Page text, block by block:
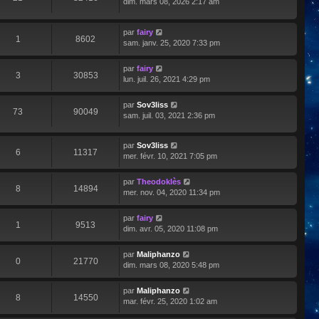
dim. mars 08, 2026 2:17 am
1 8602
par fairy
sam. janv. 25, 2020 7:33 pm
3 30853
par fairy
lun. juil. 26, 2021 4:29 pm
73 90049
par Sov3liss
sam. juil. 03, 2021 2:36 pm
6 11317
par Sov3liss
mer. févr. 10, 2021 7:05 pm
8 14894
par Theodoklès
mer. nov. 04, 2020 11:34 pm
1 9513
par fairy
dim. avr. 05, 2020 11:08 pm
0 21770
par Maliphanzo
dim. mars 08, 2020 5:48 pm
8 14550
par Maliphanzo
mar. févr. 25, 2020 1:02 am